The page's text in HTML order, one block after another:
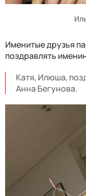
Именитые друзья
поздравлять
Катя, Илюша,
Анна Бегунова.